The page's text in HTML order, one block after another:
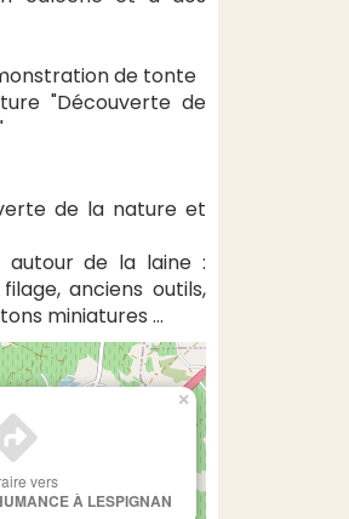
de tonte
"Découverte de
de la nature et
de la laine :
anciens outils,
miniatures …
vers
À LESPIGNAN
×